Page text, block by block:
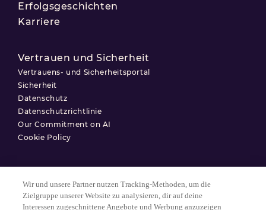
Erfolgsgeschichten
Karriere
Vertrauen und Sicherheit
Vertrauens- und Sicherheitsportal
Sicherheit
Datenschutz
Datenschutzrichtlinie
Our Commitment on AI
Cookie Policy
Nutzungsbedingungen
Wir und unsere Partner nutzen Tracking-Methoden, um die
Zielgruppe unserer Website zu analysieren, dir auf deine
Interessen zugeschnittene Angebote und Werbung anzuzeigen